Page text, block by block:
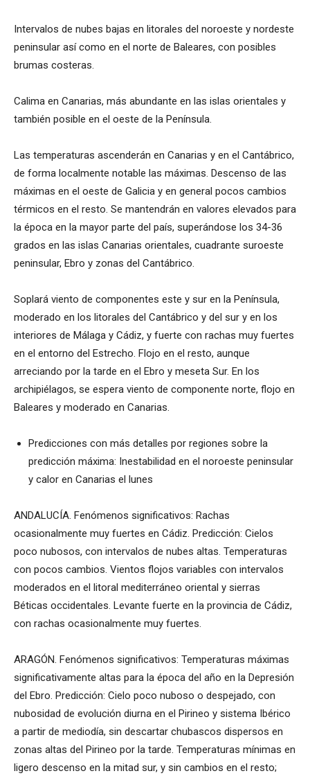
Intervalos de nubes bajas en litorales del noroeste y nordeste
peninsular así como en el norte de Baleares, con posibles
brumas costeras.
Calima en Canarias, más abundante en las islas orientales y
también posible en el oeste de la Península.
Las temperaturas ascenderán en Canarias y en el Cantábrico,
de forma localmente notable las máximas. Descenso de las
máximas en el oeste de Galicia y en general pocos cambios
térmicos en el resto. Se mantendrán en valores elevados para
la época en la mayor parte del país, superándose los 34-36
grados en las islas Canarias orientales, cuadrante suroeste
peninsular, Ebro y zonas del Cantábrico.
Soplará viento de componentes este y sur en la Península,
moderado en los litorales del Cantábrico y del sur y en los
interiores de Málaga y Cádiz, y fuerte con rachas muy fuertes
en el entorno del Estrecho. Flojo en el resto, aunque
arreciando por la tarde en el Ebro y meseta Sur. En los
archipiélagos, se espera viento de componente norte, flojo en
Baleares y moderado en Canarias.
Predicciones con más detalles por regiones sobre la
predicción máxima: Inestabilidad en el noroeste peninsular
y calor en Canarias el lunes
ANDALUCÍA. Fenómenos significativos: Rachas
ocasionalmente muy fuertes en Cádiz. Predicción: Cielos
poco nubosos, con intervalos de nubes altas. Temperaturas
con pocos cambios. Vientos flojos variables con intervalos
moderados en el litoral mediterráneo oriental y sierras
Béticas occidentales. Levante fuerte en la provincia de Cádiz,
con rachas ocasionalmente muy fuertes.
ARAGÓN. Fenómenos significativos: Temperaturas máximas
significativamente altas para la época del año en la Depresión
del Ebro. Predicción: Cielo poco nuboso o despejado, con
nubosidad de evolución diurna en el Pirineo y sistema Ibérico
a partir de mediodía, sin descartar chubascos dispersos en
zonas altas del Pirineo por la tarde. Temperaturas mínimas en
ligero descenso en la mitad sur, y sin cambios en el resto;